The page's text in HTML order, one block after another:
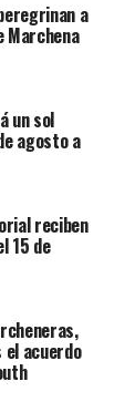
a
Marchena
un sol
agosto a
reciben
15 de
acuerdo